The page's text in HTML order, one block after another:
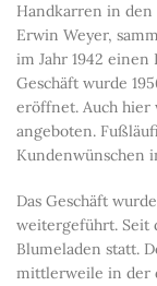
Handkarren in
Erwin Weyer,
im Jahr 1942 einen
Geschäft wurde
eröffnet. Auch hier
angeboten.
Kundenwünschen
Das Geschäft
weitergeführt. Seit
Blumeladen statt.
mittlerweile in der